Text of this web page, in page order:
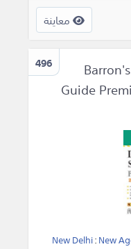
معاينة
496
Guide
New Delhi:New